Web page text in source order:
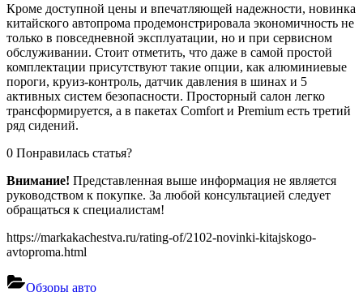
Кроме доступной цены и впечатляющей надежности, новинка
китайского автопрома продемонстрировала экономичность не
только в повседневной эксплуатации, но и при сервисном
обслуживании. Стоит отметить, что даже в самой простой
комплектации присутствуют такие опции, как алюминиевые
пороги, круиз-контроль, датчик давления в шинах и 5
активных систем безопасности. Просторный салон легко
трансформируется, а в пакетах Comfort и Premium есть третий
ряд сидений.
0 Понравилась статья?
Внимание! Представленная выше информация не является
руководством к покупке. За любой консультацией следует
обращаться к специалистам!
https://markakachestva.ru/rating-of/2102-novinki-kitajskogo-
avtoproma.html
Обзоры авто